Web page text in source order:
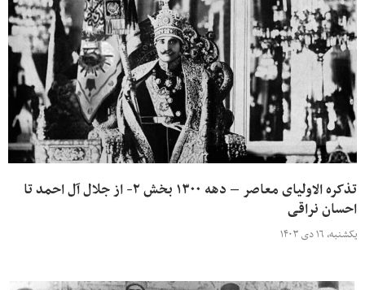
تذکره الاولیای معاصر – دهه ۱۳۰۰ بخش ۲- از جلال آل احمد تا
احسان نراقی
یکشنبه، ۱۶ دی ۱۴۰۳